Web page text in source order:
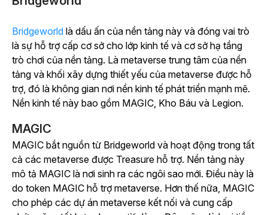
Bridgeworld là dấu ấn của nền tảng này và đóng vai trò
là sự hỗ trợ cấp cơ sở cho lớp kinh tế và cơ sở hạ tầng
trò chơi của nền tảng. Là metaverse trung tâm của nền
tảng và khối xây dựng thiết yếu của metaverse được hỗ
trợ, đó là không gian nơi nền kinh tế phát triển mạnh mẽ.
Nền kinh tế này bao gồm MAGIC, Kho Báu và Legion.
MAGIC
MAGIC bắt nguồn từ Bridgeworld và hoạt động trong tất
cả các metaverse được Treasure hỗ trợ. Nền tảng này
mô tả MAGIC là nơi sinh ra các ngôi sao mới. Điều này là
do token MAGIC hỗ trợ metaverse. Hơn thế nữa, MAGIC
cho phép các dự án metaverse kết nối và cung cấp